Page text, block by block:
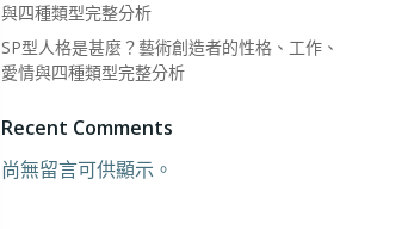
與四種類型完整分析
SP型人格是甚麼？藝術創造者的性格、工作、
愛情與四種類型完整分析
Recent Comments
尚無留言可供顯示。